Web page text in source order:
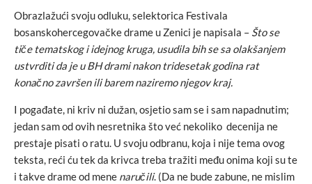
Obrazlažući svoju odluku, selektorica Festivala
bosanskohercegovačke drame u Zenici je napisala – Što se
tiče tematskog i idejnog kruga, usudila bih se sa olakšanjem
ustvrditi da je u BH drami nakon tridesetak godina rat
konačno završen ili barem naziremo njegov kraj.
I pogađate, ni kriv ni dužan, osjetio sam se i sam napadnutim;
jedan sam od ovih nesretnika što već nekoliko decenija ne
prestaje pisati o ratu. U svoju odbranu, koja i nije tema ovog
teksta, reći ću tek da krivca treba tražiti među onima koji su te
i takve drame od mene naručili. (Da ne bude zabune, ne mislim